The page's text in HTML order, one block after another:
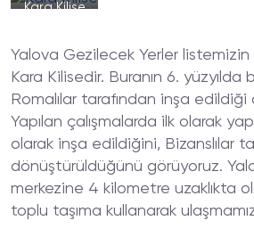
Kara Kilise
Yalova Gezilecek Yerler listemizin
Kara Kilisedir. Buranın 6.
Romalılar tarafından inşa edildiği
Yapılan çalışmalarda ilk olarak
olarak inşa edildiğini, Bizanslılar
dönüştürüldüğünü görüyoruz.
merkezine 4 kilometre uzaklıkta
toplu taşıma kullanarak